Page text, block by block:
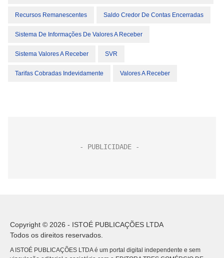
Recursos Remanescentes Saldo Credor De Contas Encerradas
Sistema De Informações De Valores A Receber
Sistema Valores A Receber SVR
Tarifas Cobradas Indevidamente Valores A Receber
Copyright © 2026 - ISTOÉ PUBLICAÇÕES LTDA
Todos os direitos reservados.
A ISTOÉ PUBLICAÇÕES LTDA é um portal digital independente e sem